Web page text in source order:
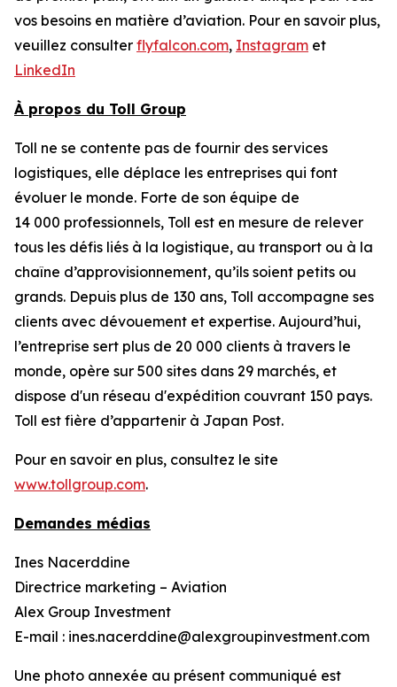
vos besoins en matière d’aviation. Pour en savoir plus,
veuillez consulter flyfalcon.com, Instagram et
LinkedIn
À propos du Toll Group
Toll ne se contente pas de fournir des services
logistiques, elle déplace les entreprises qui font
évoluer le monde. Forte de son équipe de
14 000 professionnels, Toll est en mesure de relever
tous les défis liés à la logistique, au transport ou à la
chaîne d’approvisionnement, qu’ils soient petits ou
grands. Depuis plus de 130 ans, Toll accompagne ses
clients avec dévouement et expertise. Aujourd’hui,
l’entreprise sert plus de 20 000 clients à travers le
monde, opère sur 500 sites dans 29 marchés, et
dispose d'un réseau d'expédition couvrant 150 pays.
Toll est fière d’appartenir à Japan Post.
Pour en savoir en plus, consultez le site
www.tollgroup.com.
Demandes médias
Ines Nacerddine
Directrice marketing – Aviation
Alex Group Investment
E-mail : ines.nacerddine@alexgroupinvestment.com
Une photo annexée au présent communiqué est